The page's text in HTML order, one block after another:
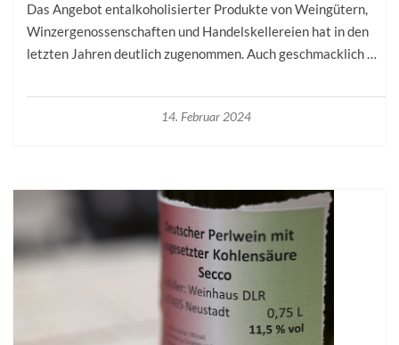
Das Angebot entalkoholisierter Produkte von Weingütern,
Winzergenossenschaften und Handelskellereien hat in den
letzten Jahren deutlich zugenommen. Auch geschmacklich …
14. Februar 2024